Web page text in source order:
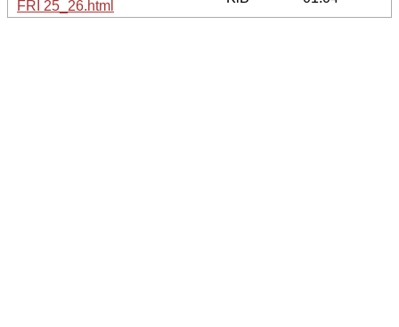
FRI 25_26.html